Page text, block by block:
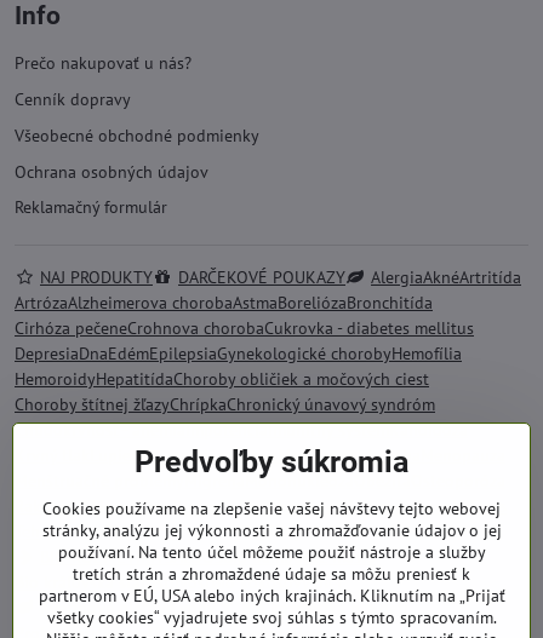
Info
Prečo nakupovať u nás?
Cenník dopravy
Všeobecné obchodné podmienky
Ochrana osobných údajov
Reklamačný formulár
NAJ PRODUKTY DARČEKOVÉ POUKAZY AlergiaAknéArtritída
ArtrózaAlzheimerova chorobaAstmaBoreliózaBronchitída
Cirhóza pečeneCrohnova chorobaCukrovka - diabetes mellitus
DepresiaDnaEdémEpilepsiaGynekologické chorobyHemofília
HemoroidyHepatitídaChoroby obličiek a močových ciest
Choroby štítnej žľazyChrípkaChronický únavový syndróm
Chudokrvnosť - anémiaImpotenciaImunitný systémKandidóza
Lupienka - psoriázaLupus Meniérova choroba
Mononukleóza
RakovinaSkleróza multiplexSrdce a kardiovaskulárne chorobyStres
TehotenstvoTráviace problémyZvýšený cholesterol
BIO KOZMETIKA SALOOSBio bambucké maslo
Bio kráľovská starostlivosťBio kokosový olej
Kvetinové pleťové vody
Bio kozmetika pre deti
Problematická pleť Prírodné olejeBio oleje na tvár
Predvoľby súkromia
Cookies používame na zlepšenie vašej návštevy tejto webovej
stránky, analýzu jej výkonnosti a zhromažďovanie údajov o jej
používaní. Na tento účel môžeme použiť nástroje a služby
tretích strán a zhromaždené údaje sa môžu preniesť k
partnerom v EÚ, USA alebo iných krajinách. Kliknutím na „Prijať
všetky cookies“ vyjadrujete svoj súhlas s týmto spracovaním.